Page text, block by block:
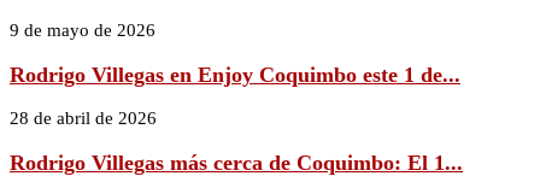
9 de mayo de 2026
Rodrigo Villegas en Enjoy Coquimbo este 1 de...
28 de abril de 2026
Rodrigo Villegas más cerca de Coquimbo: El 1...